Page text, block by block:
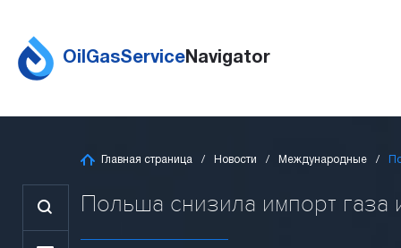
OilGasServiceNavigator
Главная страница Новости Международные
Польша снизила импорт газа